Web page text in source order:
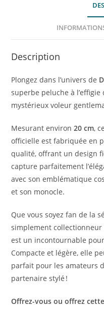
Description
Plongez dans l’univers de
superbe peluche à
mystérieux voleur
Mesurant environ20 cm,
officielle est fabriquée en
qualité, offrant un design
capture parfaitement
avec son emblématique
et son monocle.
Que vous soyez fan de la
simplement collectionneur
est un incontournable
Compacte et légère, elle
parfait pour les amateurs
partenaire stylé !
Offrez-vous ou offrez